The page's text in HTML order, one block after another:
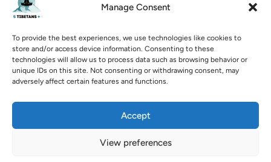
Manage Consent
To provide the best experiences, we use technologies like cookies to
store and/or access device information. Consenting to these
technologies will allow us to process data such as browsing behavior or
unique IDs on this site. Not consenting or withdrawing consent, may
adversely affect certain features and functions.
Accept
View preferences
Stanford 2025: Por qué los 40
y los 60 son los nuevos puntos
de inflexión biológicos – y por
qué debemos actuar ahora